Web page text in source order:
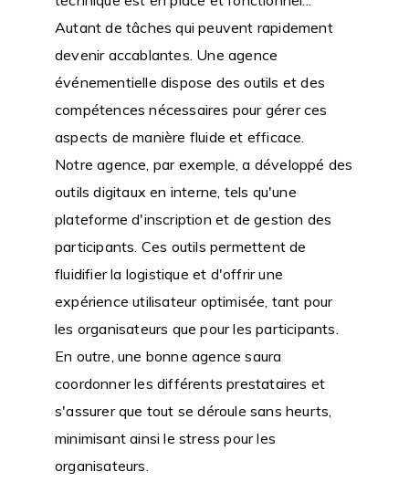
Autant de tâches qui peuvent rapidement
devenir accablantes. Une agence
événementielle dispose des outils et des
compétences nécessaires pour gérer ces
aspects de manière fluide et efficace.
Notre agence, par exemple, a développé des
outils digitaux en interne, tels qu'une
plateforme d'inscription et de gestion des
participants. Ces outils permettent de
fluidifier la logistique et d'offrir une
expérience utilisateur optimisée, tant pour
les organisateurs que pour les participants.
En outre, une bonne agence saura
coordonner les différents prestataires et
s'assurer que tout se déroule sans heurts,
minimisant ainsi le stress pour les
organisateurs.